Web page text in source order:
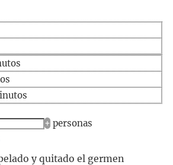
+ personas
y quitado el germen